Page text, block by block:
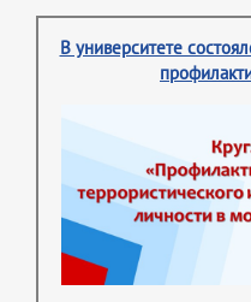
В университете